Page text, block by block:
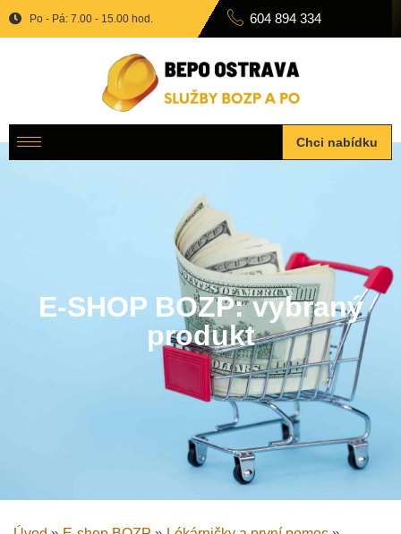
Po - Pá: 7.00 - 15.00 hod. 604 894 334
Chci nabídku
E-SHOP BOZP: vybraný
produkt